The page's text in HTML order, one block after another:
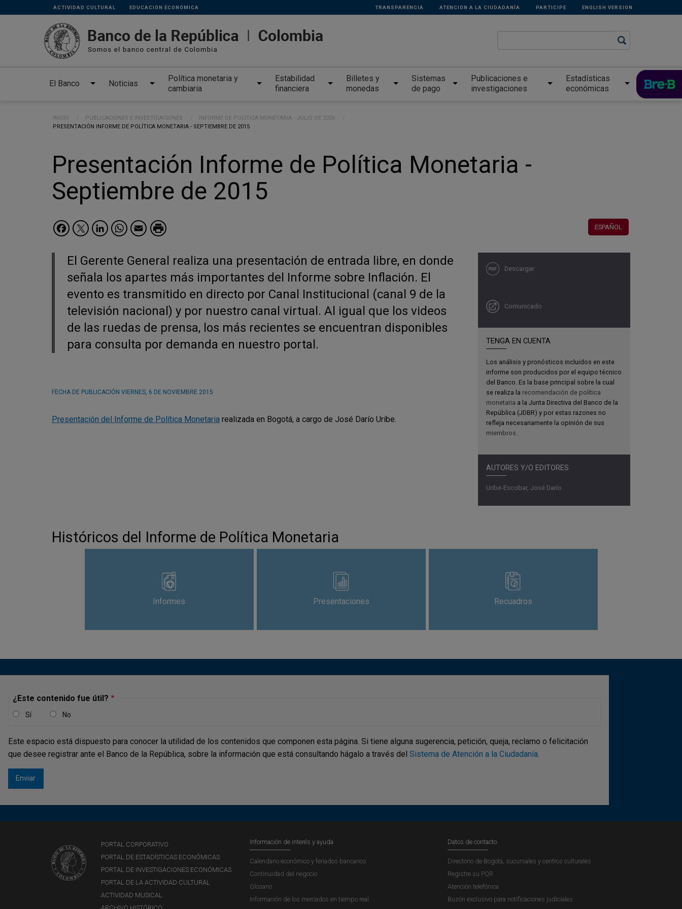
Pasar al contenido principal
Links
secundarios
ACTIVIDAD CULTURAL EDUCACIÓN ECONÓMICA TRANSPARENCIA ATENCIÓN A LA CIUDADANÍA PARTICIPE ENGLISH VERSION
El Banco Noticias
Política monetaria y
cambiaria
Estabilidad
financiera
Billetes y
monedas
Sistemas
de pago
Publicaciones e
investigaciones
Estadísticas
económicas
Ruta de navegación
INICIO PUBLICACIONES E INVESTIGACIONES
INFORME DE POLÍTICA MONETARIA - JULIO DE 2026
CURRENT:
PRESENTACIÓN INFORME DE POLÍTICA MONETARIA - SEPTIEMBRE DE 2015
Presentación Informe de Política Monetaria -
Septiembre de 2015
ESPAÑOL
Facebook
Twitter
LinkedIn
WhatsApp
Email
Descargar
Comunicado
TENGA EN CUENTA
Los análisis y pronósticos incluidos en este
informe son producidos por el equipo técnico
del Banco. Es la base principal sobre la cual
se realiza la recomendación de política
monetaria a la Junta Directiva del Banco de la
República (JDBR) y por estas razones no
refleja necesariamente la opinión de sus
miembros.
AUTORES Y/O EDITORES
Uribe-Escobar, José Darío
El Gerente General realiza una presentación de entrada libre, en donde
señala los apartes más importantes del Informe sobre Inflación. El
evento es transmitido en directo por Canal Institucional (canal 9 de la
televisión nacional) y por nuestro canal virtual. Al igual que los videos
de las ruedas de prensa, los más recientes se encuentran disponibles
para consulta por demanda en nuestro portal.
FECHA DE PUBLICACIÓN VIERNES, 6 DE NOVIEMBRE 2015
Presentación del Informe de Política Monetaria realizada en Bogotá, a cargo de José Darío Uribe.
Históricos del Informe de Política Monetaria
Informes Presentaciones Recuadros
¿Este contenido fue útil?
Sí No
Este espacio está dispuesto para conocer la utilidad de los contenidos que componen esta página. Si tiene alguna sugerencia, petición, queja, reclamo o felicitación
que desee registrar ante el Banco de la República, sobre la información que está consultando hágalo a través del Sistema de Atención a la Ciudadanía
PORTAL CORPORATIVO
PORTAL DE ESTADÍSTICAS ECONÓMICAS
PORTAL DE INVESTIGACIONES ECONÓMICAS
PORTAL DE LA ACTIVIDAD CULTURAL
ACTIVIDAD MUSICAL
Información de interés y ayuda
Calendario económico y feriados bancarios
Continuidad del negocio
Glosario
Información de los mercados en tiempo real
Datos de contacto
Directorio de Bogotá, sucursales y centros culturales
Registre su PQR
Atención telefónica
Buzón exclusivo para notificaciones judiciales